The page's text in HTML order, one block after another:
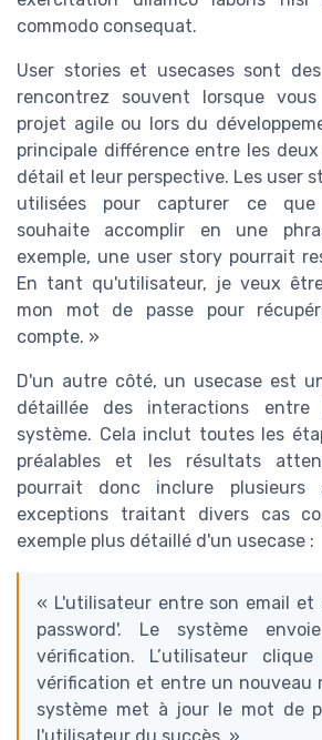
commodo consequat.
User stories et usecases sont
rencontrez souvent lorsque
projet agile ou lors du
principale différence entre les
détail et leur perspective. Les user
utilisées pour capturer ce que
souhaite accomplir en une
exemple, une user story pourrait
En tant qu'utilisateur, je veux
mon mot de passe pour
compte. »
D'un autre côté, un usecase est
détaillée des interactions
système. Cela inclut toutes les
préalables et les résultats
pourrait donc inclure plusieurs
exceptions traitant divers cas
exemple plus détaillé d'un usecase :
« L'utilisateur entre son email et
password'. Le système
vérification. L’utilisateur
vérification et entre un nouveau
système met à jour le mot de